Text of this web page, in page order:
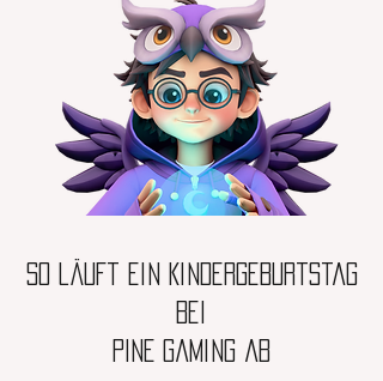
So läuft ein Kindergeburtstag
bei
PINE Gaming ab